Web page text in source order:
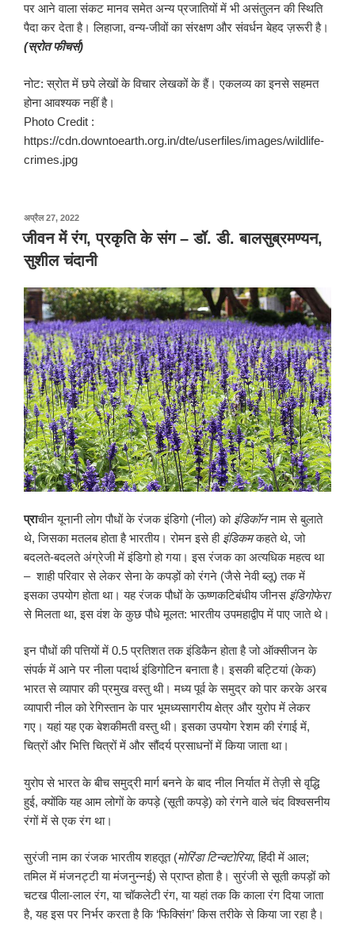
पर आने वाला संकट मानव समेत अन्य प्रजातियों में भी असंतुलन की स्थिति
पैदा कर देता है। लिहाजा, वन्य-जीवों का संरक्षण और संवर्धन बेहद ज़रूरी है।
(स्रोत फीचर्स)
नोट: स्रोत में छपे लेखों के विचार लेखकों के हैं। एकलव्य का इनसे सहमत
होना आवश्यक नहीं है।
Photo Credit :
https://cdn.downtoearth.org.in/dte/userfiles/images/wildlife-
crimes.jpg
अप्रैल 27, 2022पर
प्रकाशित
किया
गया
जीवन में रंग, प्रकृति के संग – डॉ. डी. बालसुब्रमण्यन,
सुशील चंदानी
प्राचीन यूनानी लोग पौधों के रंजक इंडिगो (नील) को इंडिकॉननाम से बुलाते
थे, जिसका मतलब होता है भारतीय। रोमन इसे ही इंडिकमकहते थे, जो
बदलते-बदलते अंग्रेजी में इंडिगो हो गया। इस रंजक का अत्यधिक महत्व था
– शाही परिवार से लेकर सेना के कपड़ों को रंगने (जैसे नेवी ब्लू) तक में
इसका उपयोग होता था। यह रंजक पौधों के ऊष्णकटिबंधीय जीनस इंडिगोफेरा
से मिलता था, इस वंश के कुछ पौधे मूलत: भारतीय उपमहाद्वीप में पाए जाते थे।
इन पौधों की पत्तियों में 0.5 प्रतिशत तक इंडिकैन होता है जो ऑक्सीजन के
संपर्क में आने पर नीला पदार्थ इंडिगोटिन बनाता है। इसकी बट्टियां (केक)
भारत से व्यापार की प्रमुख वस्तु थी। मध्य पूर्व के समुद्र को पार करके अरब
व्यापारी नील को रेगिस्तान के पार भूमध्यसागरीय क्षेत्र और युरोप में लेकर
गए। यहां यह एक बेशकीमती वस्तु थी। इसका उपयोग रेशम की रंगाई में,
चित्रों और भित्ति चित्रों में और सौंदर्य प्रसाधनों में किया जाता था।
युरोप से भारत के बीच समुद्री मार्ग बनने के बाद नील निर्यात में तेज़ी से वृद्धि
हुई, क्योंकि यह आम लोगों के कपड़े (सूती कपड़े) को रंगने वाले चंद विश्वसनीय
रंगों में से एक रंग था।
सुरंजी नाम का रंजक भारतीय शहतूत (मोरिंडा टिन्क्टोरिया, हिंदी में आल;
तमिल में मंजनट्टी या मंजनुन्नई) से प्राप्त होता है। सुरंजी से सूती कपड़ों को
चटख पीला-लाल रंग, या चॉकलेटी रंग, या यहां तक कि काला रंग दिया जाता
है, यह इस पर निर्भर करता है कि ‘फिक्सिंग’ किस तरीके से किया जा रहा है।